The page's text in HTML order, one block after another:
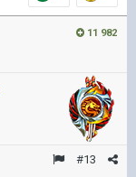
11 982
#13